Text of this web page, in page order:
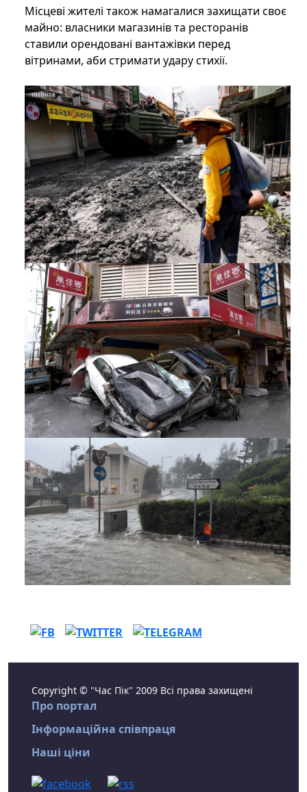
Місцеві жителі також намагалися захищати своє
майно: власники магазинів та ресторанів
ставили орендовані вантажівки перед
вітринами, аби стримати удару стихії.
Copyright © "Час Пік" 2009 Всі права захищені
Про портал
Інформаційна співпраця
Наші ціни